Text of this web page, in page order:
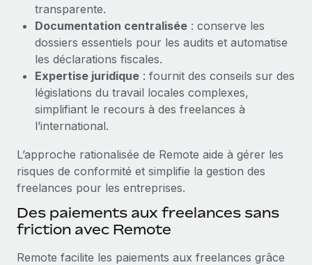
Organisez facilement le déménagement de vos
employés
Avantages sociaux
Gérez facilement les avantages sociaux
Mises à jour des produits de Remote :
Intégrations Gusto et Xero et Gestion des
freelances Plus
Remote a toujours pour mission d'aider les entreprises de
toute taille à embaucher, gérer et payer...
En savoir plus
Comment Phiture gère ses 55 employés
répartis dans 19 pays grâce à Remote
Phiture, un leader notable du conseil en matière de
croissance mobile internationale, encourage les...
transparente.
Documentation centralisée : conserve les
dossiers essentiels pour les audits et automatise
les déclarations fiscales.
Expertise juridique : fournit des conseils sur des
législations du travail locales complexes,
simplifiant le recours à des freelances à
l’international.
L’approche rationalisée de Remote aide à gérer les
risques de conformité et simplifie la gestion des
freelances pour les entreprises.
Des paiements aux freelances sans
friction avec Remote
Remote facilite les paiements aux freelances grâce